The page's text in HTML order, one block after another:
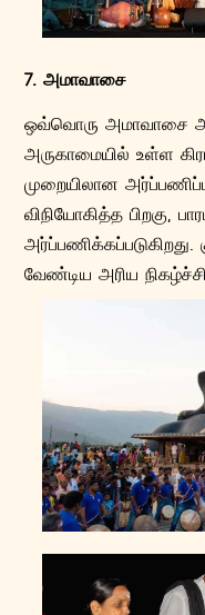
7. அமாவாசை
ஒவ்வொரு அமாவாசை
அருகாமையில் உள்ள
முறையிலான
விநியோகித்த பிறகு,
வேண்டிய அரிய